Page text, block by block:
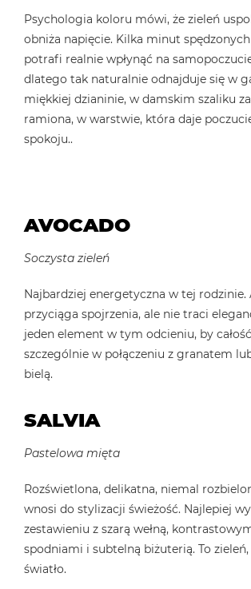
Psychologia koloru mówi, że zieleń
obniża napięcie. Kilka minut
potrafi realnie wpłynąć na
dlatego tak naturalnie odnajduje się w
miękkiej dzianinie, w damskim szaliku
ramiona, w warstwie, która daje
spokoju..
AVOCADO
Soczysta zieleń
Najbardziej energetyczna w tej rodzinie.
przyciąga spojrzenia, ale nie traci
jeden element w tym odcieniu, by całość
szczególnie w połączeniu z granatem
bielą.
SALVIA
Pastelowa mięta
Rozświetlona, delikatna, niemal
wnosi do stylizacji świeżość. Najlepiej
zestawieniu z szarą wełną,
spodniami i subtelną biżuterią. To zieleń,
światło.